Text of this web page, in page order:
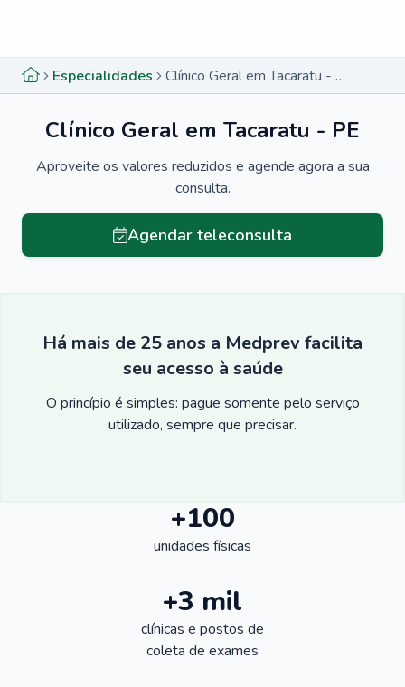
Especialidades Clínico Geral em Tacaratu - PE
Clínico Geral em Tacaratu - PE
Aproveite os valores reduzidos e agende agora a sua
consulta.
Agendar teleconsulta
Há mais de 25 anos a Medprev facilita
seu acesso à saúde
O princípio é simples: pague somente pelo serviço
utilizado, sempre que precisar.
+100
unidades físicas
+3 mil
clínicas e postos de
coleta de exames